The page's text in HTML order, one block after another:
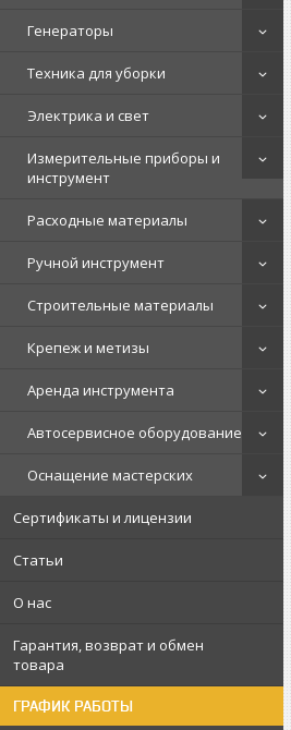
Генераторы
Техника для уборки
Электрика и свет
Измерительные приборы и
инструмент
Расходные материалы
Ручной инструмент
Строительные материалы
Крепеж и метизы
Аренда инструмента
Автосервисное оборудование
Оснащение мастерских
Сертификаты и лицензии
Статьи
О нас
Гарантия, возврат и обмен
товара
ГРАФИК РАБОТЫ